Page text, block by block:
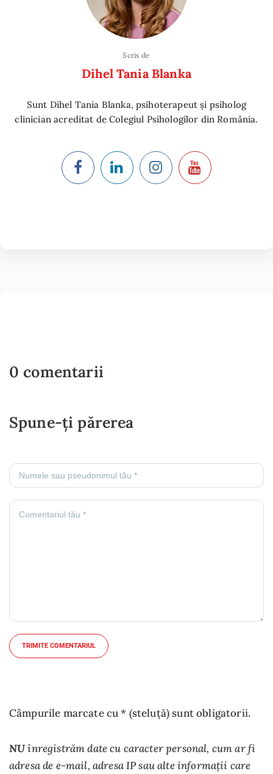
Scris de
Dihel Tania Blanka
Sunt Dihel Tania Blanka, psihoterapeut și psiholog
clinician acreditat de Colegiul Psihologilor din România.
0 comentarii
Spune-ți părerea
TRIMITE COMENTARIUL
Câmpurile marcate cu * (steluță) sunt obligatorii.
NUînregistrăm date cu caracter personal, cum ar fi
adresa de e-mail, adresa IP sau alte informații care